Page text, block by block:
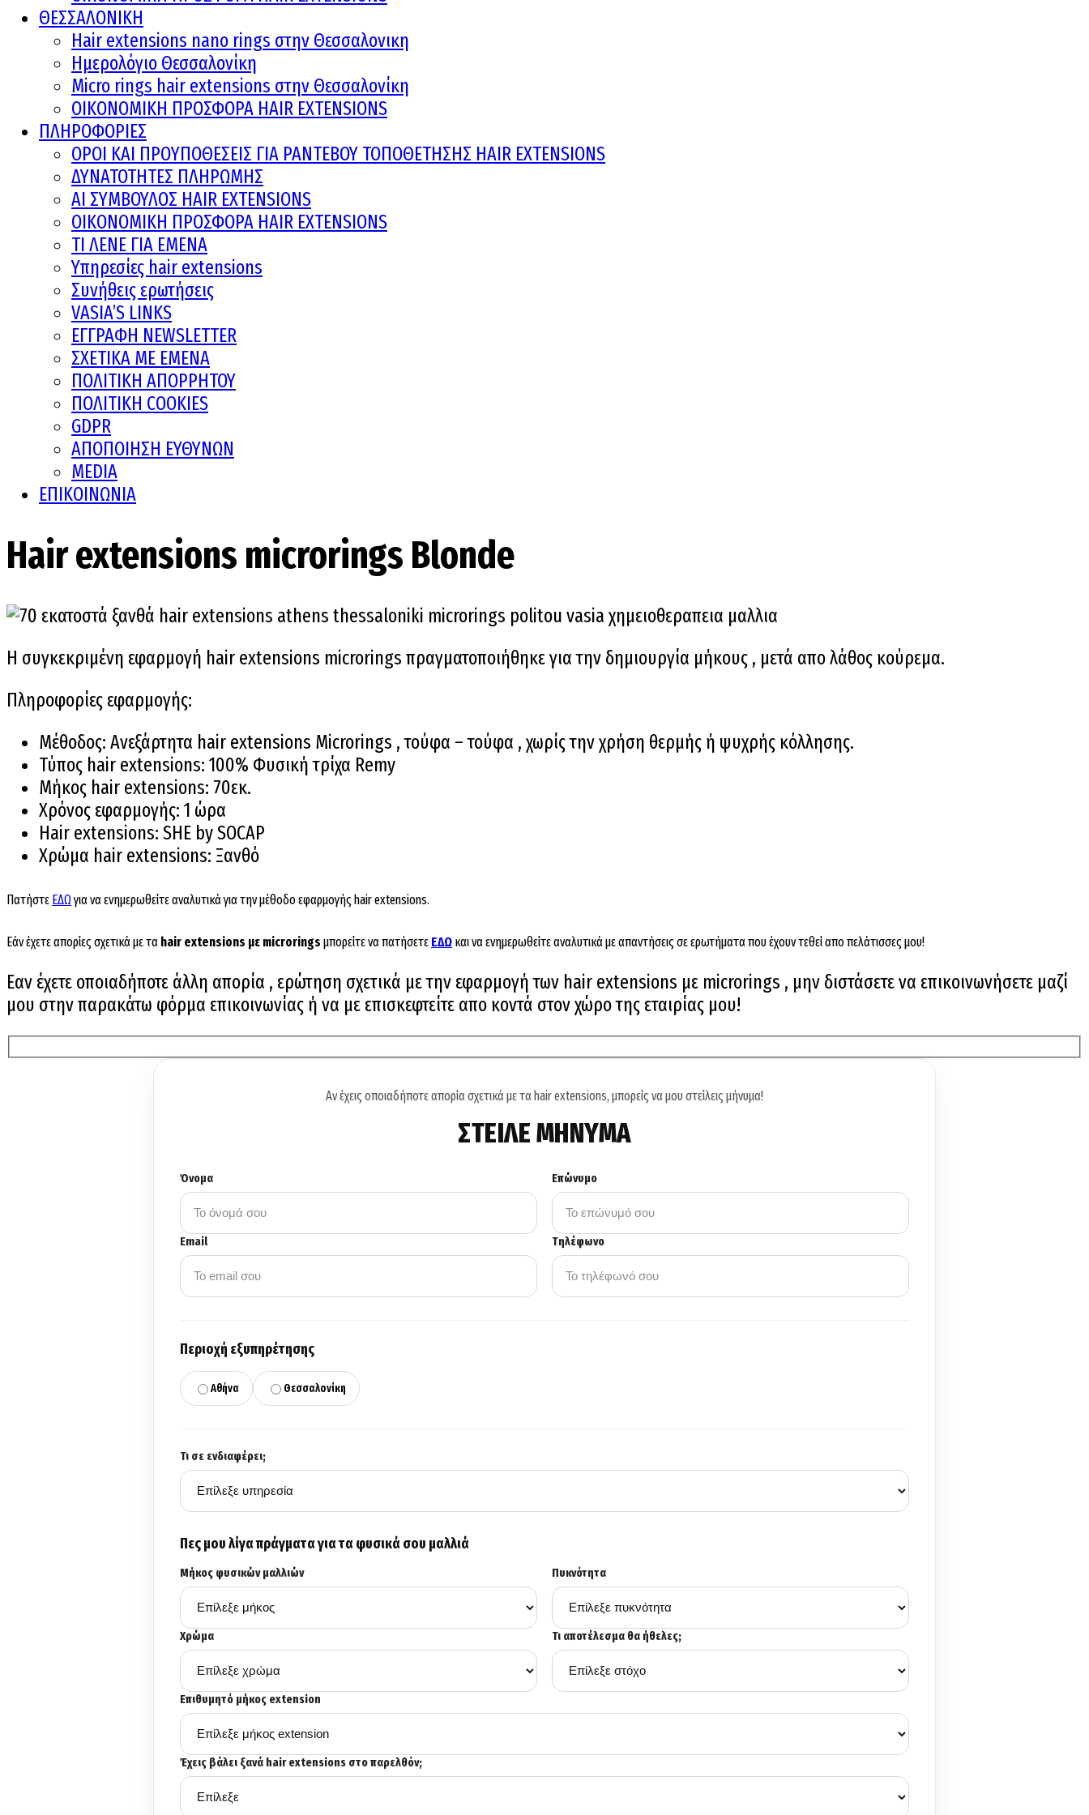
ΘΕΣΣΑΛΟΝΙΚΗ
Hair extensions nano rings στην Θεσσαλονικη
Ημερολόγιο Θεσσαλονίκη
Micro rings hair extensions στην Θεσσαλονίκη
ΟΙΚΟΝΟΜΙΚΗ ΠΡΟΣΦΟΡΑ HAIR EXTENSIONS
ΠΛΗΡΟΦΟΡΙΕΣ
ΟΡΟΙ ΚΑΙ ΠΡOΥΠΟΘΕΣΕΙΣ ΓΙΑ ΡΑΝΤΕΒΟΥ ΤΟΠΟΘΕΤΗΣΗΣ HAIR EXTENSIONS
ΔΥΝΑΤΟΤΗΤΕΣ ΠΛΗΡΩΜΗΣ
AI ΣΥΜΒΟΥΛΟΣ HAIR EXTENSIONS
ΟΙΚΟΝΟΜΙΚΗ ΠΡΟΣΦΟΡΑ HAIR EXTENSIONS
ΤΙ ΛΕΝΕ ΓΙΑ ΕΜΕΝΑ
Υπηρεσίες hair extensions
Συνήθεις ερωτήσεις
VASIA’S LINKS
ΕΓΓΡΑΦΗ NEWSLETTER
ΣΧΕΤΙΚΑ ΜΕ ΕΜΕΝΑ
ΠΟΛΙΤΙΚΗ ΑΠΟΡΡΗΤΟΥ
ΠΟΛΙΤΙΚΗ COOKIES
GDPR
ΑΠΟΠΟΙΗΣΗ ΕΥΘΥΝΩΝ
MEDIA
ΕΠΙΚΟΙΝΩΝΙΑ
Hair extensions microrings Blonde
Η συγκεκριμένη εφαρμογή hair extensions microrings πραγματοποιήθηκε για την δημιουργία μήκους , μετά απο λάθος κούρεμα.
Πληροφορίες εφαρμογής:
Μέθοδος: Ανεξάρτητα hair extensions Microrings , τούφα – τούφα , χωρίς την χρήση θερμής ή ψυχρής κόλλησης.
Τύπος hair extensions: 100% Φυσική τρίχα Remy
Μήκος hair extensions: 70εκ.
Χρόνος εφαρμογής: 1 ώρα
Hair extensions: SHE by SOCAP
Χρώμα hair extensions: Ξανθό
Πατήστε ΕΔΩγια να ενημερωθείτε αναλυτικά για την μέθοδο εφαρμογής hair extensions.
Εάν έχετε απορίες σχετικά με τα hair extensions με microrings μπορείτε να πατήσετε ΕΔΩ και να ενημερωθείτε αναλυτικά με απαντήσεις σε ερωτήματα που έχουν τεθεί απο πελάτισσες μου!
Εαν έχετε οποιαδήποτε άλλη απορία , ερώτηση σχετικά με την εφαρμογή των hair extensions με microrings , μην διστάσετε να επικοινωνήσετε μαζί
μου στην παρακάτω φόρμα επικοινωνίας ή να με επισκεφτείτε απο κοντά στον χώρο της εταιρίας μου!
Αν έχεις οποιαδήποτε απορία σχετικά με τα hair extensions, μπορείς να μου στείλεις μήνυμα!
ΣΤΕΙΛΕ ΜΗΝΥΜΑ
Όνομα Επώνυμο
Email Τηλέφωνο
Περιοχή εξυπηρέτησης
Αθήνα Θεσσαλονίκη
Τι σε ενδιαφέρει;
Πες μου λίγα πράγματα για τα φυσικά σου μαλλιά
Μήκος φυσικών μαλλιών Πυκνότητα
Χρώμα Τι αποτέλεσμα θα ήθελες;
Επιθυμητό μήκος extension
Έχεις βάλει ξανά hair extensions στο παρελθόν;